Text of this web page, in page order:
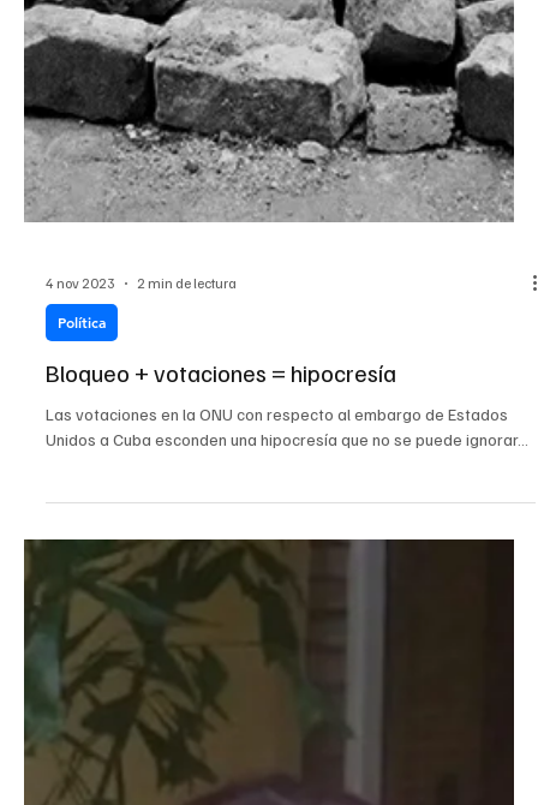
4 nov 2023 2 min de lectura
Las votaciones en la ONU con respecto al embargo de Estados
Unidos a Cuba esconden una hipocresía que no se puede ignorar...